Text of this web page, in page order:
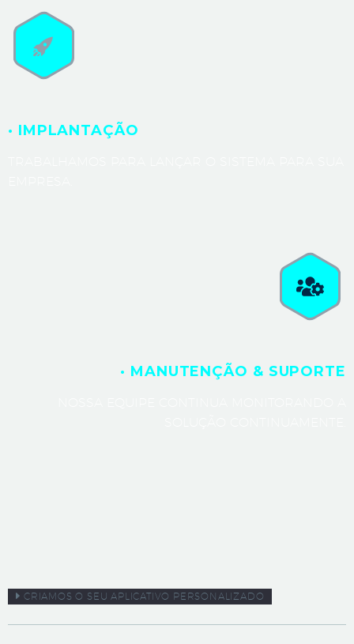
· IMPLANTAÇÃO
· MANUTENÇÃO & SUPORTE
CRIAMOS O SEU APLICATIVO PERSONALIZADO